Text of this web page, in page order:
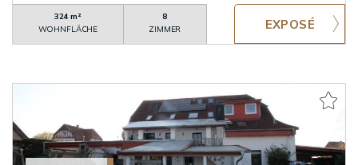
324 m²
WOHNFLÄCHE
8
ZIMMER